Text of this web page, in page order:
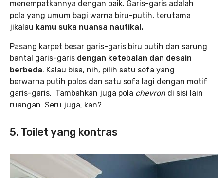
menempatkannya dengan baik. Garis-garis adalah
pola yang umum bagi warna biru-putih, terutama
jikalau kamu suka nuansa nautikal.
Pasang karpet besar garis-garis biru putih dan sarung
bantal garis-garis dengan ketebalan dan desain
berbeda. Kalau bisa, nih, pilih satu sofa yang
berwarna putih polos dan satu sofa lagi dengan motif
garis-garis. Tambahkan juga pola chevron di sisi lain
ruangan. Seru juga, kan?
5. Toilet yang kontras